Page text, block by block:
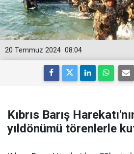
08:04
20 Temmuz 2024
Kıbrıs Barış
yıldönümü törenlerle